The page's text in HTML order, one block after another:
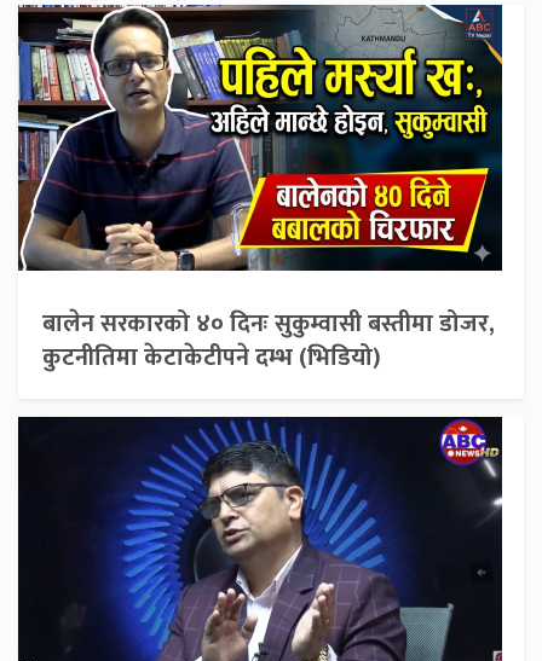
बालेन सरकारको ४० दिनः सुकुम्वासी बस्तीमा डोजर,
कुटनीतिमा केटाकेटीपने दम्भ (भिडियो)